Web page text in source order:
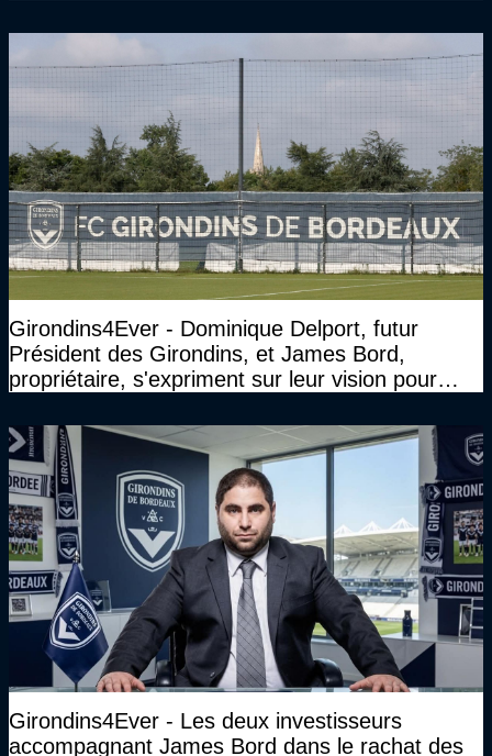
Girondins4Ever - Dominique Delport, futur
Président des Girondins, et James Bord,
propriétaire, s'expriment sur leur vision pour
Girondins4Ever - Les deux investisseurs
accompagnant James Bord dans le rachat des